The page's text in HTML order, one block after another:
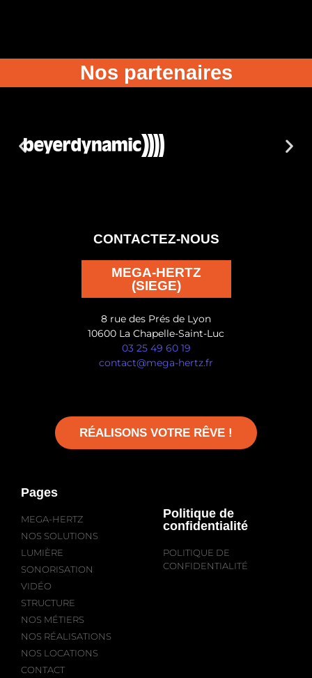
Nos partenaires
CONTACTEZ-NOUS
MEGA-HERTZ
(SIEGE)
8 rue des Prés de Lyon
10600 La Chapelle-Saint-Luc
03 25 49 60 19
contact@mega-hertz.fr
RÉALISONS VOTRE RÊVE !
Pages
MEGA-HERTZ
NOS SOLUTIONS
LUMIÈRE
SONORISATION
VIDÉO
STRUCTURE
NOS MÉTIERS
NOS RÉALISATIONS
NOS LOCATIONS
CONTACT
Politique de
confidentialité
POLITIQUE DE
CONFIDENTIALITÉ